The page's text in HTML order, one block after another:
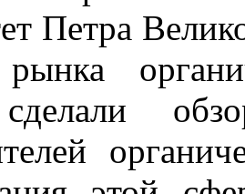
Петра
рынка